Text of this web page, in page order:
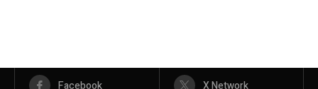
Facebook X Network